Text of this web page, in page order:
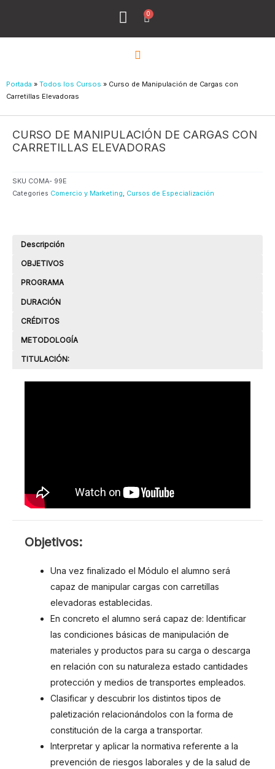
contenido
Menu
0
Cart
Portada » Todos los Cursos » Curso de Manipulación de Cargas con
Carretillas Elevadoras
CURSO DE MANIPULACIÓN DE CARGAS CON
CARRETILLAS ELEVADORAS
SKU COMA- 99E
Categories Comercio y Marketing, Cursos de Especialización
Descripción
OBJETIVOS
PROGRAMA
DURACIÓN
CRÉDITOS
METODOLOGÍA
TITULACIÓN:
Objetivos:
Una vez finalizado el Módulo el alumno será
capaz de manipular cargas con carretillas
elevadoras establecidas.
En concreto el alumno será capaz de: Identificar
las condiciones básicas de manipulación de
materiales y productos para su carga o descarga
en relación con su naturaleza estado cantidades
protección y medios de transportes empleados.
Clasificar y descubrir los distintos tipos de
paletización relacionándolos con la forma de
constitución de la carga a transportar.
Interpretar y aplicar la normativa referente a la
prevención de riesgos laborales y de la salud de